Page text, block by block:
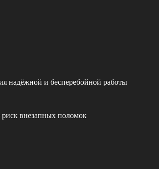
надёжной и бесперебойной работы
риск внезапных поломок